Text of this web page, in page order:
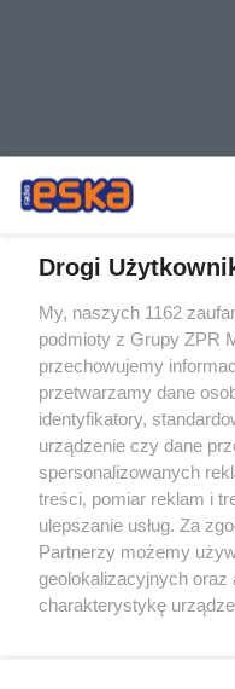
Żaden utwór zamieszczony w
rozpowszechniany lub dalej
tym także elektroniczny lub
eksploatacji w jakiejkolwiek
Internecie bez pisemnej
wykorzystanie utworów w
tzn. bez właściwej zgody, jest
ścigane prawnie.
Drogi
My, naszych 1162
podmioty z Grupy ZPR
przechowujemy
przetwarzamy dane
identyfikatory,
urządzenie czy dane
spersonalizowanych
treści, pomiar reklam i
ulepszanie usług. Za
Partnerzy możemy
geolokalizacyjnych oraz
charakterystykę